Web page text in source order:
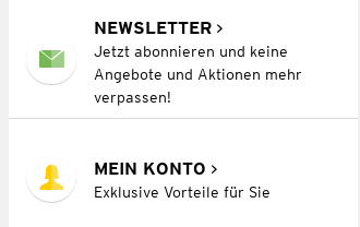
NEWSLETTER
Jetzt abonnieren und keine
Angebote und Aktionen mehr
verpassen!
MEIN KONTO
Exklusive Vorteile für Sie